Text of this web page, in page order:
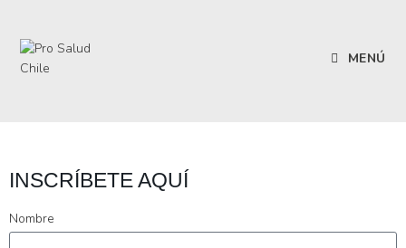
MENÚ
INSCRÍBETE AQUÍ
Nombre